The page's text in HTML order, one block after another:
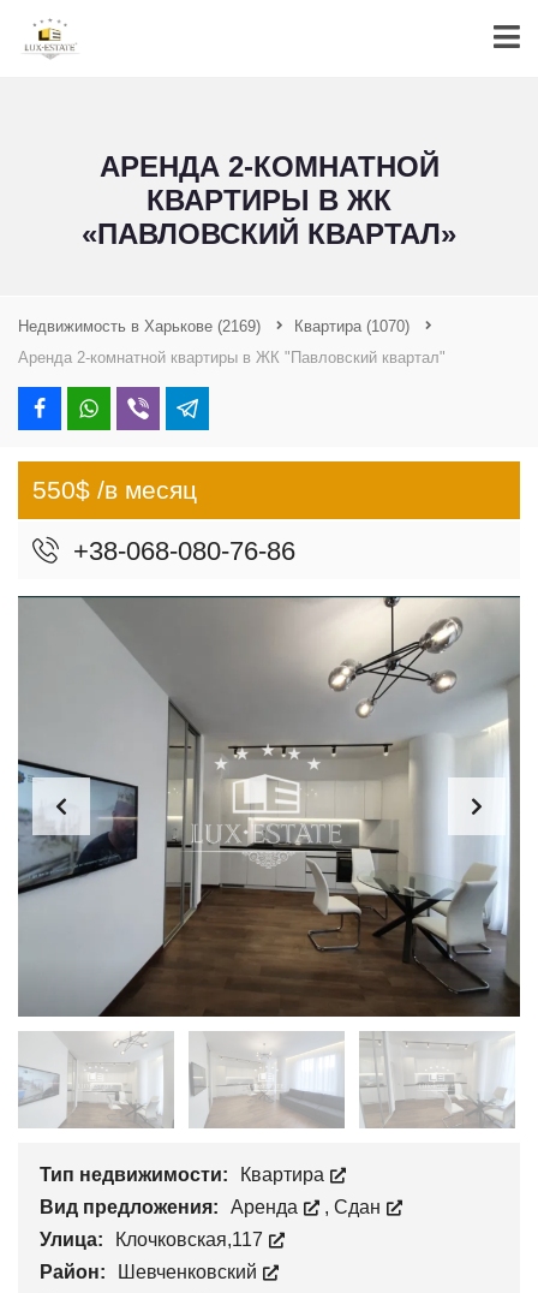
АРЕНДА 2-КОМНАТНОЙ
КВАРТИРЫ В ЖК
«ПАВЛОВСКИЙ КВАРТАЛ»
Недвижимость в Харькове (2169) Квартира (1070)
Аренда 2-комнатной квартиры в ЖК "Павловский квартал"
550$ /в месяц
+38-068-080-76-86
Тип недвижимости:
Квартира
Вид предложения:
Аренда , Сдан
Улица:
Клочковская,117
Район:
Шевченковский